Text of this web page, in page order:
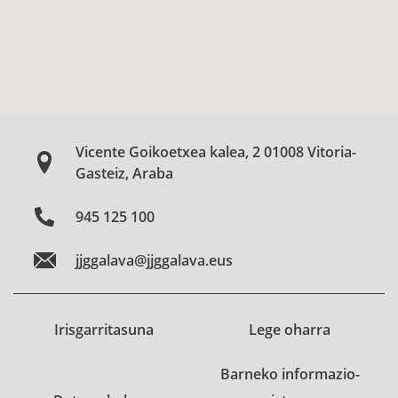
Vicente Goikoetxea kalea, 2 01008 Vitoria-
Gasteiz, Araba
945 125 100
jjggalava@jjggalava.eus
Irisgarritasuna Lege oharra
Barneko informazio-